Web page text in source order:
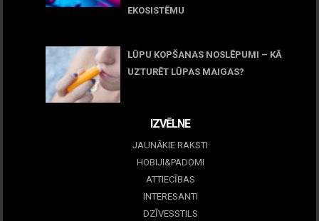
EKOSISTĒMU
LŪPU KOPŠANAS NOSLĒPUMI – KĀ
UZTURĒT LŪPAS MAIGAS?
IZVĒLNE
JAUNĀKIE RAKSTI
HOBIJI&PADOMI
ATTIECĪBAS
INTERESANTI
DZĪVESSTILS